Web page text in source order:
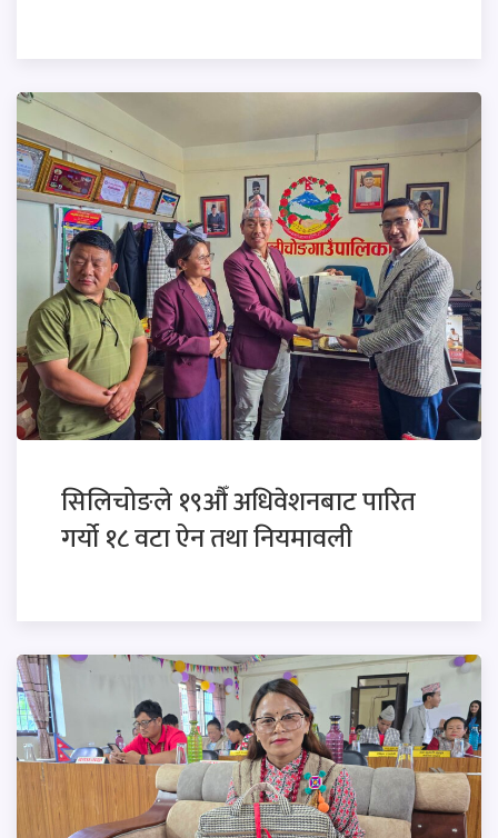
सिलिचोङले १९औँ अधिवेशनबाट पारित
गर्यो १८ वटा ऐन तथा नियमावली